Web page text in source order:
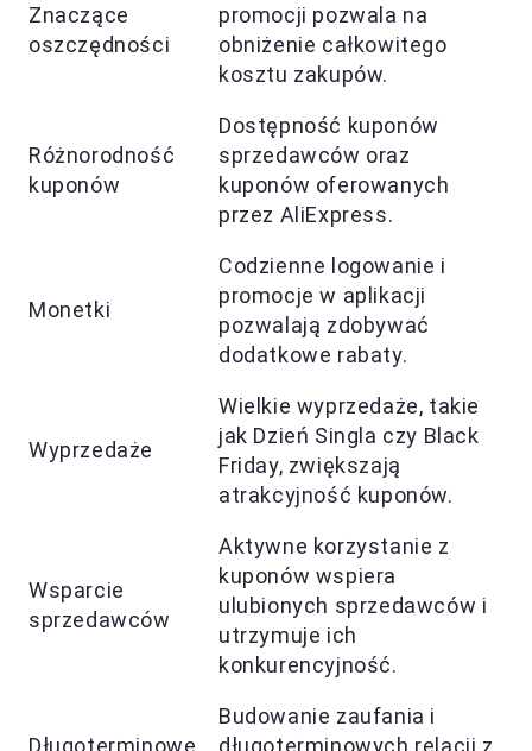
Znaczące
oszczędności
promocji pozwala na
obniżenie całkowitego
kosztu zakupów.
Różnorodność
kuponów
Dostępność kuponów
sprzedawców oraz
kuponów oferowanych
przez AliExpress.
Monetki
Codzienne logowanie i
promocje w aplikacji
pozwalają zdobywać
dodatkowe rabaty.
Wyprzedaże
Wielkie wyprzedaże, takie
jak Dzień Singla czy Black
Friday, zwiększają
atrakcyjność kuponów.
Wsparcie
sprzedawców
Aktywne korzystanie z
kuponów wspiera
ulubionych sprzedawców i
utrzymuje ich
konkurencyjność.
Długoterminowe
Budowanie zaufania i
długoterminowych relacji z